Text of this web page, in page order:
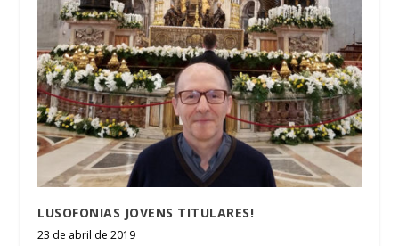
LUSOFONIAS JOVENS TITULARES!
23 de abril de 2019